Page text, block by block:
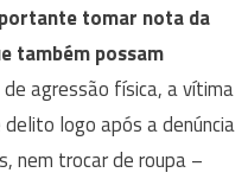
tomar nota da
também possam
agressão física, a vítima
logo após a denúncia
nem trocar de roupa –